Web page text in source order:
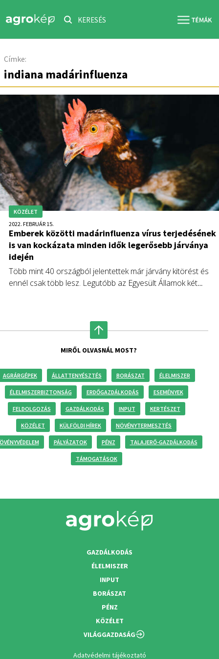
KERESÉS
Címke:
indiana madárinfluenza
KÖZÉLET
2022. FEBRUÁR 15.
Emberek közötti madárinfluenza vírus terjedésének
is van kockázata minden idők legerősebb járványa
idején
Több mint 40 országból jelentettek már járvány kitörést és
ennél csak több lesz. Legutóbb az Egyesült Államok két
MIRŐL OLVASNÁL MOST?
AGRÁRGÉPEK ÁLLATTENYÉSZTÉS BORÁSZAT ÉLELMISZER
ÉLELMISZERBIZTONSÁG ERDŐGAZDÁLKODÁS ESEMÉNYEK
FELDOLGOZÁS GAZDÁLKODÁS INPUT KERTÉSZET
KÖZÉLET KÜLFÖLDI HÍREK NÖVÉNYTERMESZTÉS
PÁLYÁZATOK PÉNZ TALAJERŐ-GAZDÁLKODÁS
TÁMOGATÁSOK
GAZDÁLKODÁS
ÉLELMISZER
INPUT
BORÁSZAT
PÉNZ
KÖZÉLET
VILÁGGAZDASÁG
Adatvédelmi tájékoztató